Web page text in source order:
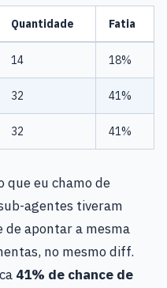
Quantidade Fatia
14 18%
32 41%
32 41%
que eu chamo de
agentes tiveram
de apontar a mesma
no mesmo diff.
41% de chance de